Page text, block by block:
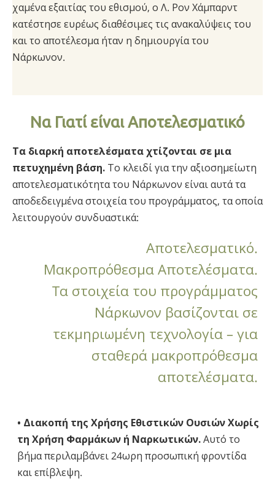
χαμένα εξαιτίας του εθισμού, ο Λ. Ρον Χάμπαρντ
κατέστησε ευρέως διαθέσιμες τις ανακαλύψεις του
και το αποτέλεσμα ήταν η δημιουργία του
Νάρκωνον.
Να Γιατί είναι Αποτελεσματικό
Τα διαρκή αποτελέσματα χτίζονται σε μια
πετυχημένη βάση. Το κλειδί για την αξιοσημείωτη
αποτελεσματικότητα του Νάρκωνον είναι αυτά τα
αποδεδειγμένα στοιχεία του προγράμματος, τα οποία
λειτουργούν συνδυαστικά:
Αποτελεσματικό.
Μακροπρόθεσμα Αποτελέσματα.
Tα στοιχεία του προγράμματος
Νάρκωνον βασίζονται σε
τεκμηριωμένη τεχνολογία – για
σταθερά μακροπρόθεσμα
αποτελέσματα.
• Διακοπή της Χρήσης Εθιστικών Ουσιών Χωρίς
τη Χρήση Φαρμάκων ή Ναρκωτικών.Αυτό το
βήμα περιλαμβάνει 24ωρη προσωπική φροντίδα
και επίβλεψη.